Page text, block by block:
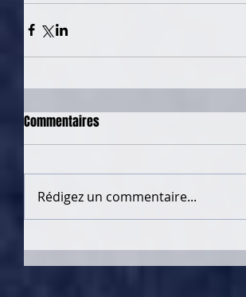
Commentaires
Rédigez un commentaire...